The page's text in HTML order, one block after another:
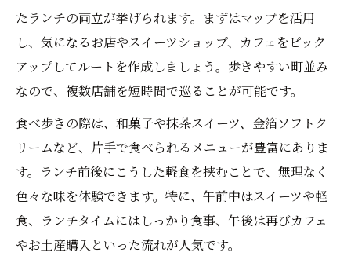
たランチの両立が挙げられます。まずはマップを活用
し、気になるお店やスイーツショップ、カフェをピック
アップしてルートを作成しましょう。歩きやすい町並み
なので、複数店舗を短時間で巡ることが可能です。
食べ歩きの際は、和菓子や抹茶スイーツ、金箔ソフトク
リームなど、片手で食べられるメニューが豊富にありま
す。ランチ前後にこうした軽食を挟むことで、無理なく
色々な味を体験できます。特に、午前中はスイーツや軽
食、ランチタイムにはしっかり食事、午後は再びカフェ
やお土産購入といった流れが人気です。